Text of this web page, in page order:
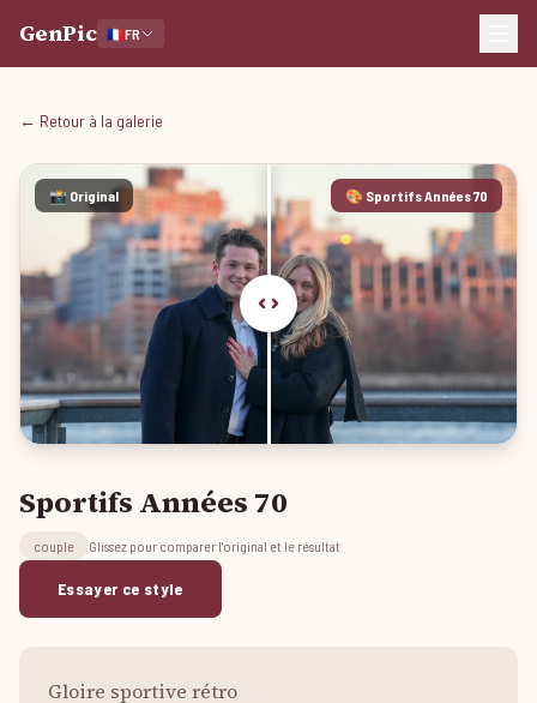
GenPic 🇫🇷FR
← Retour à la galerie
📸 Original 🎨 Sportifs Années 70
Sportifs Années 70
couple Glissez pour comparer l'original et le résultat
Essayer ce style
Gloire sportive rétro